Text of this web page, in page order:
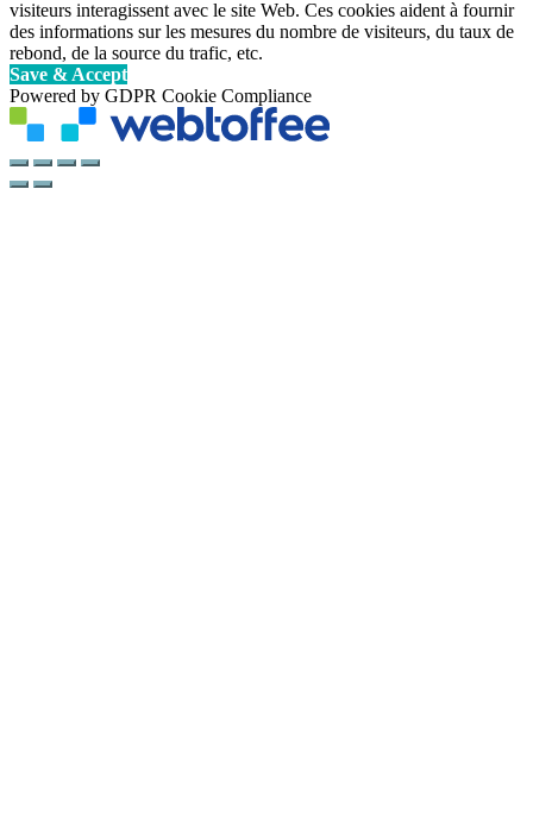
visiteurs interagissent avec le site Web. Ces cookies aident à fournir
des informations sur les mesures du nombre de visiteurs, du taux de
rebond, de la source du trafic, etc.
Save & Accept
Powered by GDPR Cookie Compliance